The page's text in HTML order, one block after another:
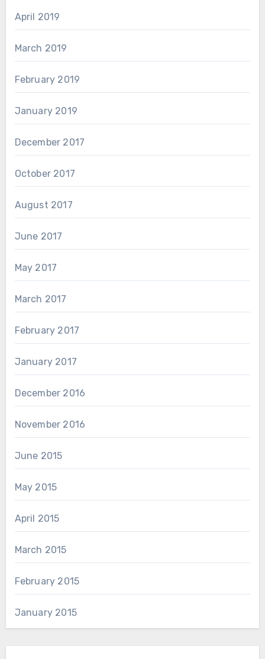
April 2019
March 2019
February 2019
January 2019
December 2017
October 2017
August 2017
June 2017
May 2017
March 2017
February 2017
January 2017
December 2016
November 2016
June 2015
May 2015
April 2015
March 2015
February 2015
January 2015